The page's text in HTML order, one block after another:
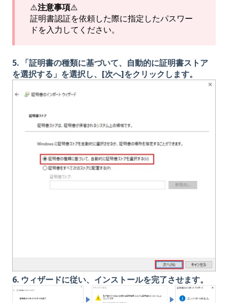
⚠️注意事項⚠️
証明書認証を依頼した際に指定したパスワー
ドを入力してください。
5. 「証明書の種類に基づいて、自動的に証明書ストア
を選択する」を選択し、[次へ]をクリックします。
6. ウィザードに従い、インストールを完了させます。